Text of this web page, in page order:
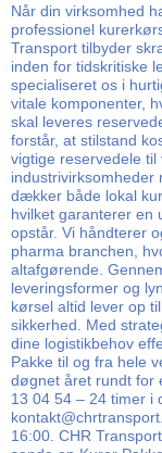
Når din virksomhed
professionel
Transport tilbyder
inden for tidskritiske
specialiseret os i
vitale komponenter,
skal leveres
forstår, at stilstand
vigtige reservedele
industrivirksomheder
dækker både lokal
hvilket garanterer en
opstår. Vi håndterer
pharma branchen,
altafgørende.
leveringsformer og
kørsel altid lever op
sikkerhed. Med
dine logistikbehov
Pakke til og fra hele
døgnet året rundt for
13 04 54 – 24 timer i
16:00. CHR